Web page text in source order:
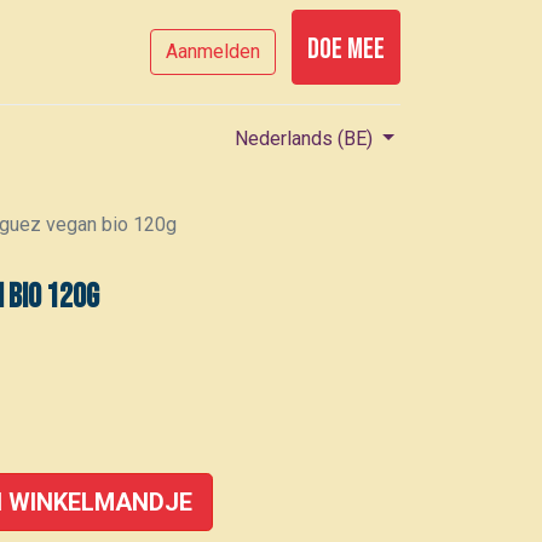
Aanmelden Doe mee
Nederlands (BE)
vegan bio 120g
120g
WINKELMANDJE